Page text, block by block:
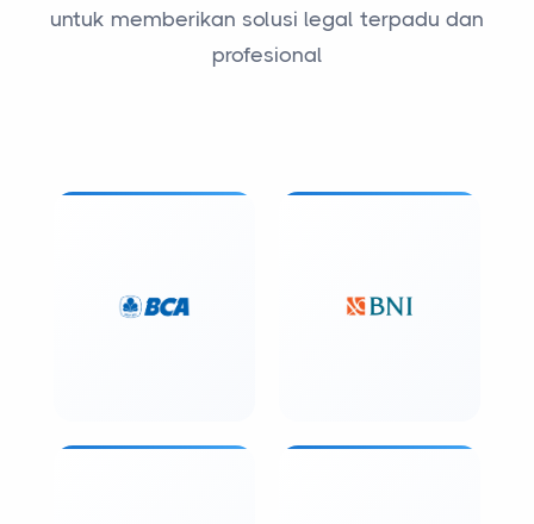
untuk memberikan solusi legal terpadu dan
profesional